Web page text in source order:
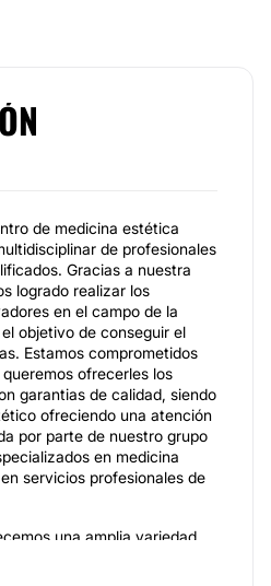
de medicina estética
de profesionales
Gracias a nuestra
logrado realizar los
en el campo de la
objetivo de conseguir el
Estamos comprometidos
ofrecerles los
garantias de calidad, siendo
ofreciendo una atención
por parte de nuestro grupo
en medicina
servicios profesionales de
una amplia variedad
como dietas, consejos
cera tibia y cera